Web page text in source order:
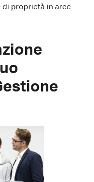
proprietà in aree